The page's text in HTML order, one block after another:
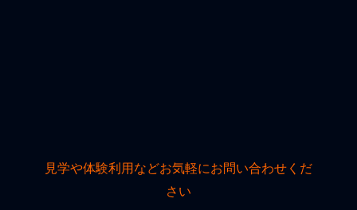
見学や体験利用などお気軽にお問い合わせくだ
さい